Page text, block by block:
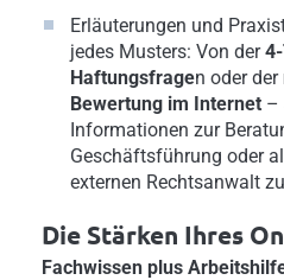
Erläuterungen und
jedes Musters: Von der
Haftungsfragen oder der
Bewertung im Internet –
Informationen zur
Geschäftsführung oder
externen Rechtsanwalt
Die Stärken Ihres
Fachwissen plus